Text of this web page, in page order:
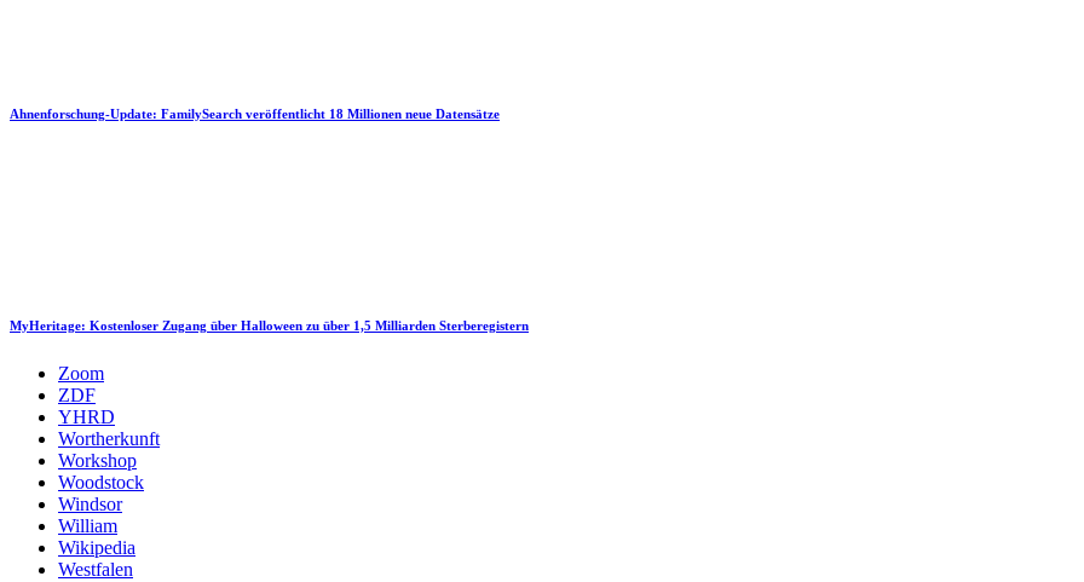
Ahnenforschung-Update: FamilySearch veröffentlicht 18 Millionen neue Datensätze
MyHeritage: Kostenloser Zugang über Halloween zu über 1,5 Milliarden Sterberegistern
Zoom
ZDF
YHRD
Wortherkunft
Workshop
Woodstock
Windsor
William
Wikipedia
Westfalen